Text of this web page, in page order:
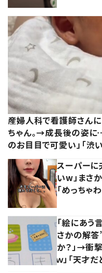
産婦人科で看護師さん
ちゃん。→成長後の姿に…
のお目目で可愛い」「渋い
スーパーに
いw」まさ
「めっちゃ
「絵にあう
さかの解答
か？」→衝
ｗ」「天才